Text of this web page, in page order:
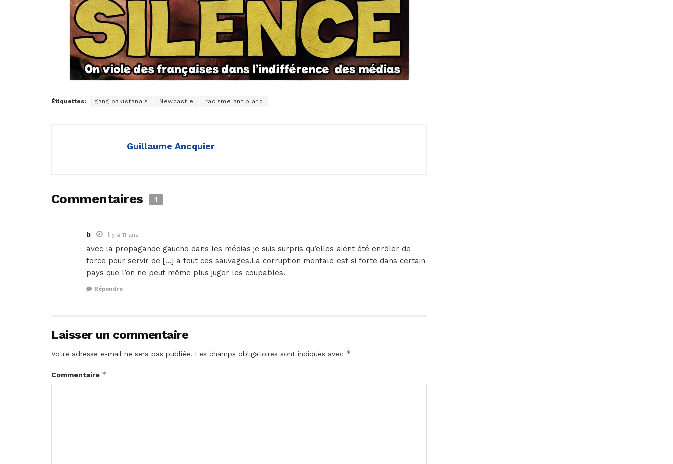
Étiquettes: gang pakistanais Newcastle racisme antiblanc
Guillaume Ancquier
Commentaires 1
b il y a 11 ans
avec la propagande gaucho dans les médias je suis surpris qu’elles aient été enrôler de
force pour servir de […] a tout ces sauvages.La corruption mentale est si forte dans certain
pays que l’on ne peut même plus juger les coupables.
Répondre
Laisser un commentaire
Votre adresse e-mail ne sera pas publiée. Les champs obligatoires sont indiqués avec *
Commentaire *